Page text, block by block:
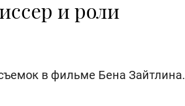
и роли
в фильме Бена Зайтлина.